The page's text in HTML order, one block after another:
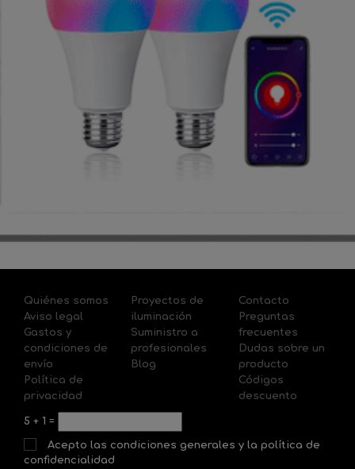
Quiénes somos
Aviso legal
Gastos y
condiciones de
envío
Política de
privacidad
Proyectos de
iluminación
Suministro a
profesionales
Blog
Contacto
Preguntas
frecuentes
Dudas sobre un
producto
Códigos
descuento
5 + 1 =
Acepto las condiciones generales y la política de
confidencialidad